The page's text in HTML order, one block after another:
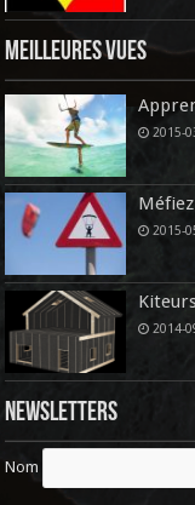
Meilleures vues
2015-
2015-
2014-
Newsletters
Nom